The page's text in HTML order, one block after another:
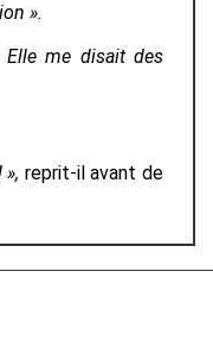
».
Elle me disait des
reprit-il avant de